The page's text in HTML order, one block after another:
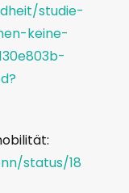
studie-
keine-
status/18